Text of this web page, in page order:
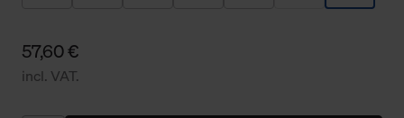
57,60 €
incl. VAT.